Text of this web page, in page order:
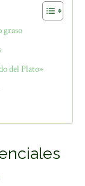
graso
del Plato»